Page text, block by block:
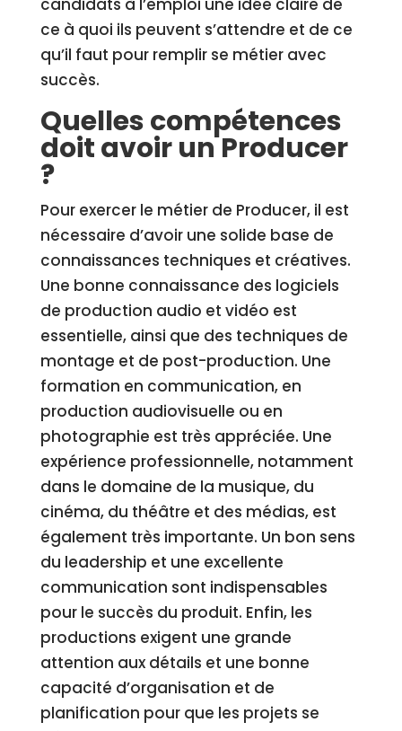
candidats à l’emploi une idée claire de
ce à quoi ils peuvent s’attendre et de ce
qu’il faut pour remplir se métier avec
succès.
Quelles compétences
doit avoir un Producer
?
Pour exercer le métier de Producer, il est
nécessaire d’avoir une solide base de
connaissances techniques et créatives.
Une bonne connaissance des logiciels
de production audio et vidéo est
essentielle, ainsi que des techniques de
montage et de post-production. Une
formation en communication, en
production audiovisuelle ou en
photographie est très appréciée. Une
expérience professionnelle, notamment
dans le domaine de la musique, du
cinéma, du théâtre et des médias, est
également très importante. Un bon sens
du leadership et une excellente
communication sont indispensables
pour le succès du produit. Enfin, les
productions exigent une grande
attention aux détails et une bonne
capacité d’organisation et de
planification pour que les projets se